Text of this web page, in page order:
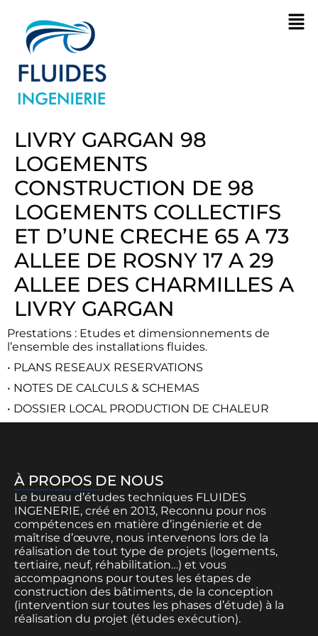
LIVRY GARGAN 98
LOGEMENTS
CONSTRUCTION DE 98
LOGEMENTS COLLECTIFS
ET D’UNE CRECHE 65 A 73
ALLEE DE ROSNY 17 A 29
ALLEE DES CHARMILLES A
LIVRY GARGAN
Prestations : Etudes et dimensionnements de
l’ensemble des installations fluides.
• PLANS RESEAUX RESERVATIONS
• NOTES DE CALCULS & SCHEMAS
• DOSSIER LOCAL PRODUCTION DE CHALEUR
À PROPOS DE NOUS
Le bureau d’études techniques FLUIDES
INGENERIE, créé en 2013, Reconnu pour nos
compétences en matière d’ingénierie et de
maîtrise d’œuvre, nous intervenons lors de la
réalisation de tout type de projets (logements,
tertiaire, neuf, réhabilitation…) et vous
accompagnons pour toutes les étapes de
construction des bâtiments, de la conception
(intervention sur toutes les phases d’étude) à la
réalisation du projet (études exécution).